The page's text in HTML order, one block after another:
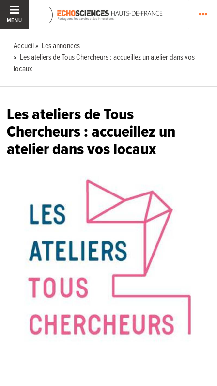
MENU
Accueil
Les annonces
Les ateliers de Tous Chercheurs : accueillez un atelier dans vos
locaux
Les ateliers de Tous
Chercheurs : accueillez un
atelier dans vos locaux